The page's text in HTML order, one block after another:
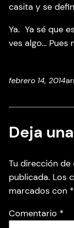
casita y se
Ya. Ya sé que
ves algo… Pues
febrero 14, 2014
Deja
Tu dirección
publicada. Los
marcados con *
Comentario *